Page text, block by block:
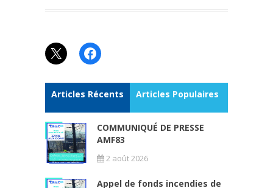
X Facebook
Articles Récents Articles Populaires
COMMUNIQUÉ DE PRESSE
AMF83
2 août 2026
Appel de fonds incendies de